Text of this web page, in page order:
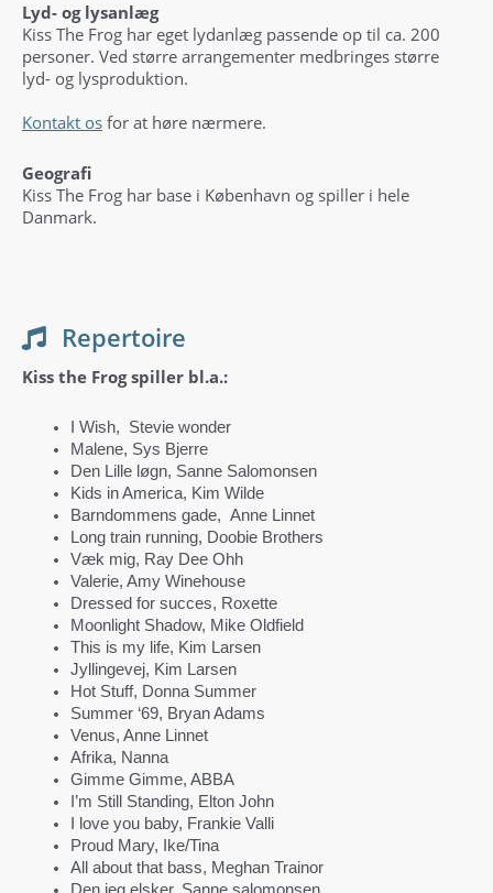
Lyd- og lysanlæg
Kiss The Frog har eget lydanlæg passende op til ca. 200
personer. Ved større arrangementer medbringes større
lyd- og lysproduktion.
Kontakt os for at høre nærmere.
Geografi
Kiss The Frog har base i København og spiller i hele
Danmark.
Repertoire
Kiss the Frog spiller bl.a.:
I Wish, Stevie wonder
Malene, Sys Bjerre
Den Lille løgn, Sanne Salomonsen
Kids in America, Kim Wilde
Barndommens gade, Anne Linnet
Long train running, Doobie Brothers
Væk mig, Ray Dee Ohh
Valerie, Amy Winehouse
Dressed for succes, Roxette
Moonlight Shadow, Mike Oldfield
This is my life, Kim Larsen
Jyllingevej, Kim Larsen
Hot Stuff, Donna Summer
Summer ‘69, Bryan Adams
Venus, Anne Linnet
Afrika, Nanna
Gimme Gimme, ABBA
I’m Still Standing, Elton John
I love you baby, Frankie Valli
Proud Mary, Ike/Tina
All about that bass, Meghan Trainor